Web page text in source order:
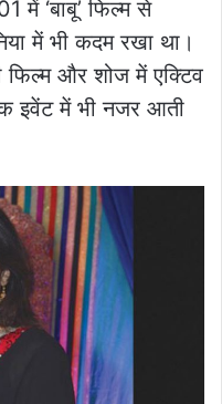
में ‘बाबू’ फिल्म से
में भी कदम रखा था।
फिल्म और शोज में एक्टिव
इवेंट में भी नजर आती